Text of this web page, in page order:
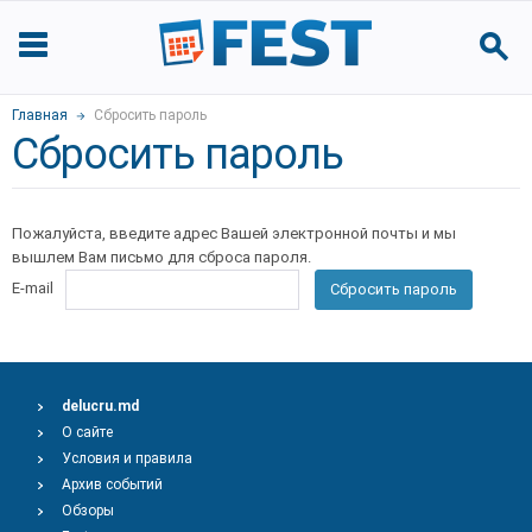
Главная Сбросить пароль
Сбросить пароль
Пожалуйста, введите адрес Вашей электронной почты и мы
вышлем Вам письмо для сброса пароля.
E-mail
Сбросить пароль
delucru.md
О сайте
Условия и правила
Архив событий
Обзоры